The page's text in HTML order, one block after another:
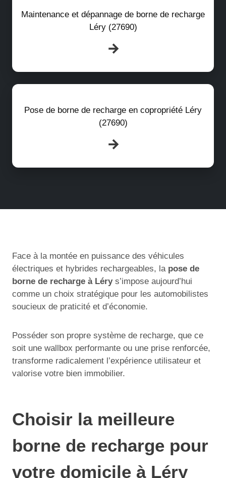
Maintenance et dépannage de borne de recharge
Léry (27690)
Pose de borne de recharge en copropriété Léry
(27690)
Face à la montée en puissance des véhicules
électriques et hybrides rechargeables, la pose de
borne de recharge à Lérys’impose aujourd’hui
comme un choix stratégique pour les automobilistes
soucieux de praticité et d’économie.
Posséder son propre système de recharge, que ce
soit une wallbox performante ou une prise renforcée,
transforme radicalement l’expérience utilisateur et
valorise votre bien immobilier.
Choisir la meilleure
borne de recharge pour
votre domicile à Léry